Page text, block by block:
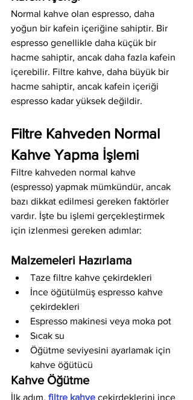
Normal kahve olan espresso, daha
yoğun bir kafein içeriğine sahiptir. Bir
espresso genellikle daha küçük bir
hacme sahiptir, ancak daha fazla kafein
içerebilir. Filtre kahve, daha büyük bir
hacme sahiptir, ancak kafein içeriği
espresso kadar yüksek değildir.
Filtre Kahveden Normal
Kahve Yapma İşlemi
Filtre kahveden normal kahve
(espresso) yapmak mümkündür, ancak
bazı dikkat edilmesi gereken faktörler
vardır. İşte bu işlemi gerçekleştirmek
için izlenmesi gereken adımlar:
Malzemeleri Hazırlama
Taze filtre kahve çekirdekleri
İnce öğütülmüş espresso kahve
çekirdekleri
Espresso makinesi veya moka pot
Sıcak su
Öğütme seviyesini ayarlamak için
kahve öğütücü
Kahve Öğütme
İlk adım, filtre kahve çekirdeklerini ince